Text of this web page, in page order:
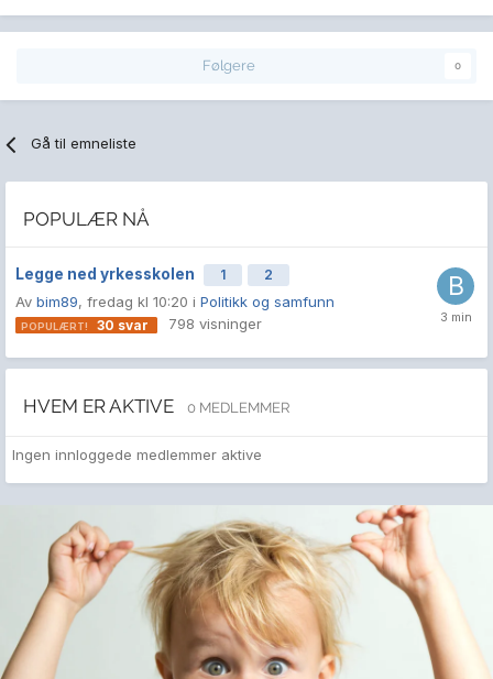
Følgere 0
Gå til emneliste
POPULÆR NÅ
Legge ned yrkesskolen 1 2
Av bim89, fredag kl 10:20 i Politikk og samfunn
30 svar 798 visninger
HVEM ER AKTIVE 0 MEDLEMMER
Ingen innloggede medlemmer aktive